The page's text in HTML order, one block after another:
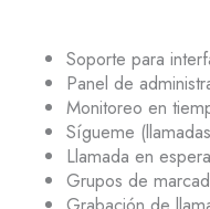
Soporte para
Panel de
Monitoreo en
Sígueme
Llamada en espera
Grupos de